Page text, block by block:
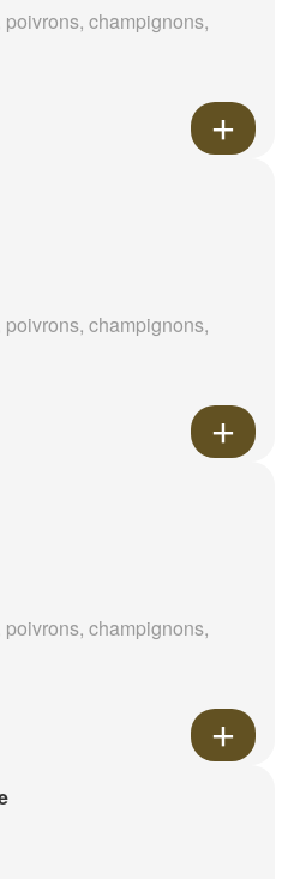
champignons,
champignons,
champignons,